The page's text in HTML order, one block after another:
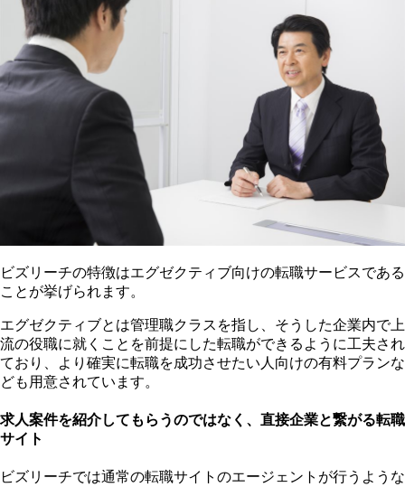
ビズリーチの特徴はエグゼクティブ向けの転職サービスである
ことが挙げられます。
エグゼクティブとは管理職クラスを指し、そうした企業内で上
流の役職に就くことを前提にした転職ができるように工夫され
ており、より確実に転職を成功させたい人向けの有料プランな
ども用意されています。
求人案件を紹介してもらうのではなく、直接企業と繋がる転職
サイト
ビズリーチでは通常の転職サイトのエージェントが行うような